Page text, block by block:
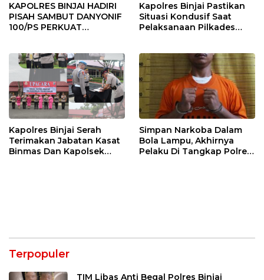
KAPOLRES BINJAI HADIRI
PISAH SAMBUT DANYONIF
100/PS PERKUAT
Kapolres Binjai Pastikan
Situasi Kondusif Saat
Pelaksanaan Pilkades
Kapolres Binjai Serah
Terimakan Jabatan Kasat
Binmas Dan Kapolsek
Simpan Narkoba Dalam
Bola Lampu, Akhirnya
Pelaku Di Tangkap Polres
Terpopuler
TIM Libas Anti Begal Polres Binjai